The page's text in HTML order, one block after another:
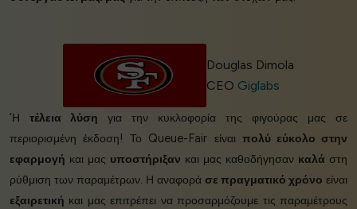
Douglas Dimola
CEO Giglabs
‘Η τέλεια λύση για την κυκλοφορία της φιγούρας μας σε
περιορισμένη έκδοση! Το Queue-Fair είναι πολύ εύκολο στην
εφαρμογή και μας υποστήριξαν και μας καθοδήγησαν καλά στη
ρύθμιση των παραμέτρων. Η αναφορά σε πραγματικό χρόνο είναι
εξαιρετική και μας επιτρέπει να προσαρμόζουμε τις παραμέτρους